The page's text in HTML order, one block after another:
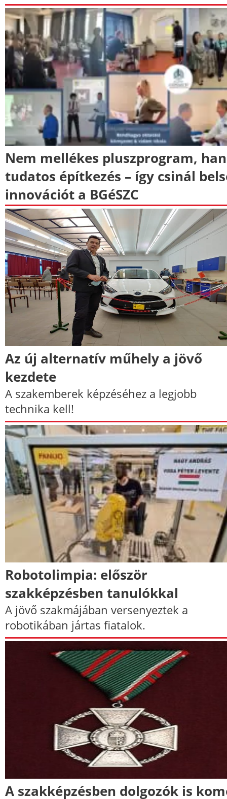
Nem mellékes pluszprogram,
tudatos építkezés – így csinál
innovációt a BGéSZC
Az új alternatív műhely a jövő
kezdete
A szakemberek képzéséhez a legjobb
technika kell!
Robotolimpia: először
szakképzésben tanulókkal
A jövő szakmájában versenyeztek a
robotikában jártas fiatalok.
A szakképzésben dolgozók is